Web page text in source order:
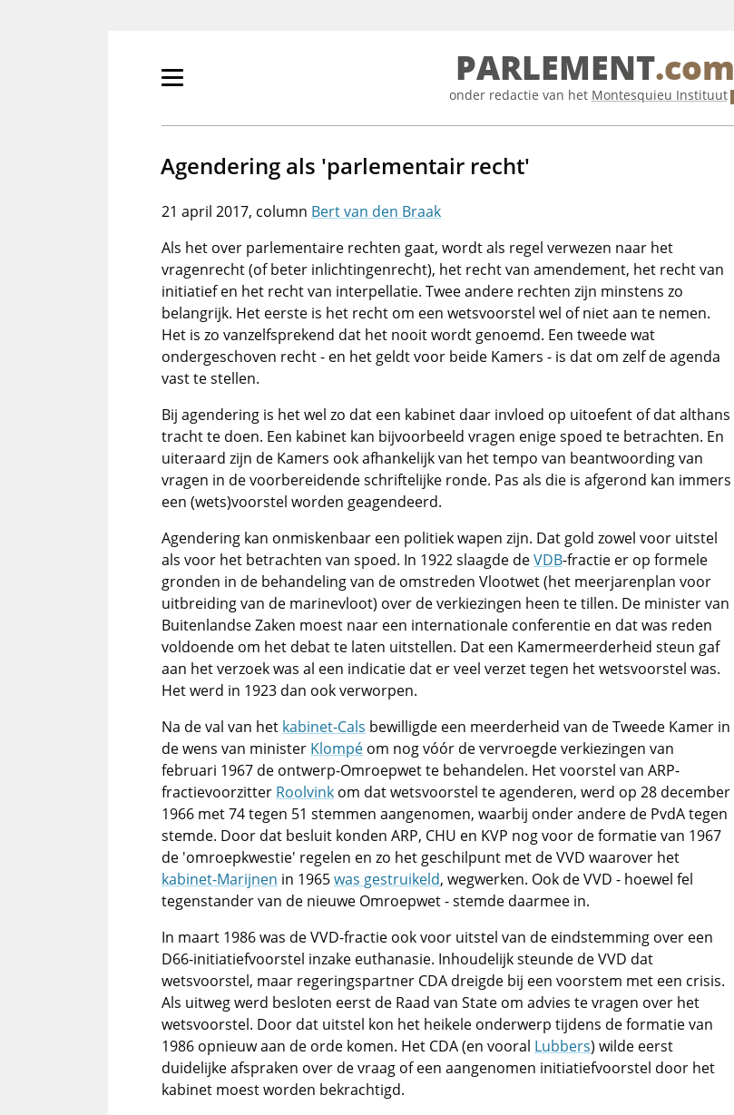
Primair
tonen/verbergen
PARLEMENT.com
onder redactie van het Montesquieu Instituut
Agendering als 'parlementair recht'
21 april 2017
Bert van den Braak
Als het over parlementaire rechten gaat, wordt als regel verwezen naar het
vragenrecht (of beter inlichtingenrecht), het recht van amendement, het recht van
initiatief en het recht van interpellatie. Twee andere rechten zijn minstens zo
belangrijk. Het eerste is het recht om een wetsvoorstel wel of niet aan te nemen.
Het is zo vanzelfsprekend dat het nooit wordt genoemd. Een tweede wat
ondergeschoven recht - en het geldt voor beide Kamers - is dat om zelf de agenda
vast te stellen.
Bij agendering is het wel zo dat een kabinet daar invloed op uitoefent of dat althans
tracht te doen. Een kabinet kan bijvoorbeeld vragen enige spoed te betrachten. En
uiteraard zijn de Kamers ook afhankelijk van het tempo van beantwoording van
vragen in de voorbereidende schriftelijke ronde. Pas als die is afgerond kan immers
een (wets)voorstel worden geagendeerd.
Agendering kan onmiskenbaar een politiek wapen zijn. Dat gold zowel voor uitstel
als voor het betrachten van spoed. In 1922 slaagde deVDB-fractie er op formele
gronden in de behandeling van de omstreden Vlootwet (het meerjarenplan voor
uitbreiding van de marinevloot) over de verkiezingen heen te tillen. De minister van
Buitenlandse Zaken moest naar een internationale conferentie en dat was reden
voldoende om het debat te laten uitstellen. Dat een Kamermeerderheid steun gaf
aan het verzoek was al een indicatie dat er veel verzet tegen het wetsvoorstel was.
Het werd in 1923 dan ook verworpen.
Na de val van het kabinet-Cals bewilligde een meerderheid van de Tweede Kamer in
de wens van minister Klompé om nog vóór de vervroegde verkiezingen van
februari 1967 de ontwerp-Omroepwet te behandelen. Het voorstel van ARP-
fractievoorzitter Roolvink om dat wetsvoorstel te agenderen, werd op 28 december
1966 met 74 tegen 51 stemmen aangenomen, waarbij onder andere de PvdA tegen
stemde. Door dat besluit konden ARP, CHU en KVP nog voor de formatie van 1967
de 'omroepkwestie' regelen en zo het geschilpunt met de VVD waarover het
kabinet-Marijnen in 1965was gestruikeld, wegwerken. Ook de VVD - hoewel fel
tegenstander van de nieuwe Omroepwet - stemde daarmee in.
In maart 1986 was de VVD-fractie ook voor uitstel van de eindstemming over een
D66-initiatiefvoorstel inzake euthanasie. Inhoudelijk steunde de VVD dat
wetsvoorstel, maar regeringspartner CDA dreigde bij een voorstem met een crisis.
Als uitweg werd besloten eerst de Raad van State om advies te vragen over het
wetsvoorstel. Door dat uitstel kon het heikele onderwerp tijdens de formatie van
1986 opnieuw aan de orde komen. Het CDA (en vooral Lubbers) wilde eerst
duidelijke afspraken over de vraag of een aangenomen initiatiefvoorstel door het
kabinet moest worden bekrachtigd.